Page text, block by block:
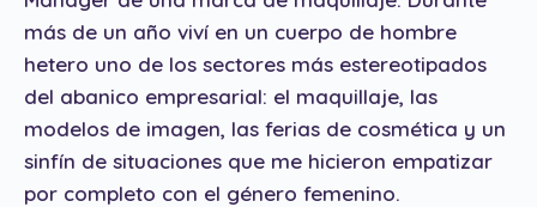
más de un año viví en un cuerpo de hombre
hetero uno de los sectores más estereotipados
del abanico empresarial: el maquillaje, las
modelos de imagen, las ferias de cosmética y un
sinfín de situaciones que me hicieron empatizar
por completo con el género femenino.